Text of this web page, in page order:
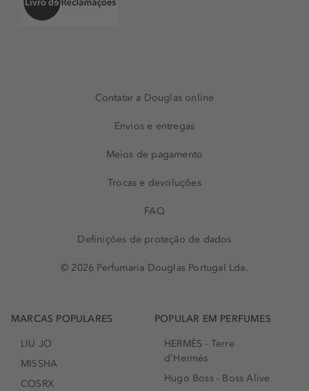
Contatar a Douglas online
Envios e entregas
Meios de pagamento
Trocas e devoluções
FAQ
Definições de proteção de dados
© 2026 Perfumaria Douglas Portugal Lda.
MARCAS POPULARES
LIU JO
MISSHA
COSRX
POPULAR EM PERFUMES
HERMÈS - Terre
d'Hermés
Hugo Boss - Boss Alive